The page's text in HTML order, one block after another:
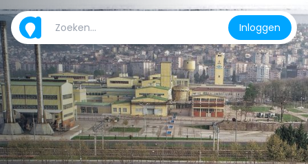
Inloggen